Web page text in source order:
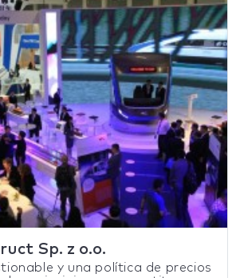
Sp. z o.o.
y una política de precios